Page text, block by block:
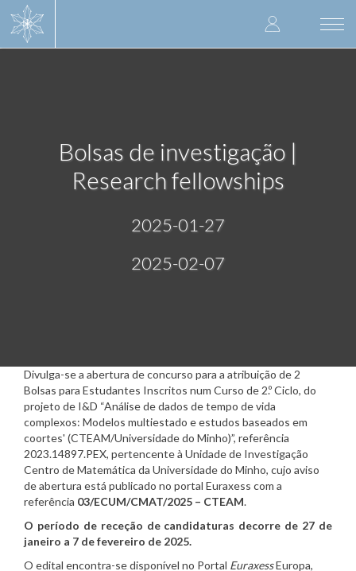
User
account
Bolsas de investigação |
Research fellowships
2025-01-27
2025-02-07
Divulga-se a abertura de concurso para a atribuição de 2
Bolsas para Estudantes Inscritos num Curso de 2.º Ciclo, do
projeto de I&D “Análise de dados de tempo de vida
complexos: Modelos multiestado e estudos baseados em
coortes' (CTEAM/Universidade do Minho)”, referência
2023.14897.PEX, pertencente à Unidade de Investigação
Centro de Matemática da Universidade do Minho, cujo aviso
de abertura está publicado no portal Euraxess com a
referência 03/ECUM/CMAT/2025 – CTEAM.
O período de receção de candidaturas decorre de 27 de
janeiro a 7 de fevereiro de 2025.
O edital encontra-se disponível no Portal EuraxessEuropa,